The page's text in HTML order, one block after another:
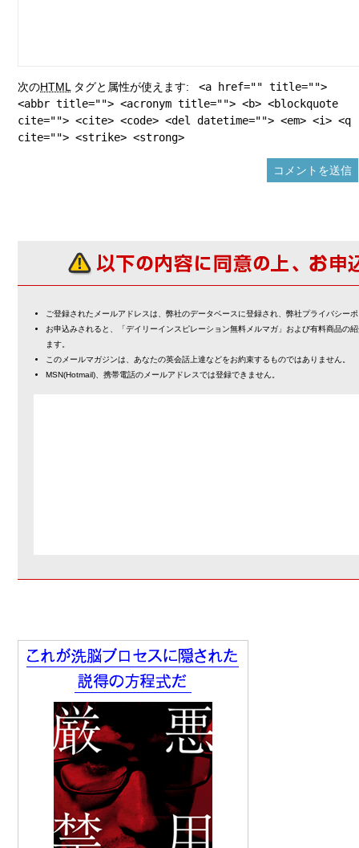
次のHTML タグと属性が使えます:
<a href="" title="">
<abbr title=""> <acronym title=""> <b> <blockquote
cite=""> <cite> <code> <del datetime=""> <em> <i> <q
cite=""> <strike> <strong>
ご登録されたメールアドレスは、弊社のデータベースに登録され、弊社プライバシー
お申込みされると、「デイリーインスピレーション無料メルマガ」および有料商品の
ます。
このメールマガジンは、あなたの英会話上達などをお約束するものではありません。
MSN(Hotmail)、携帯電話のメールアドレスでは登録できません。